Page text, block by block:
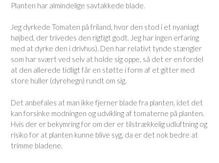
Planten har almindelige savtakkede blade.
Jeg dyrkede Tomaten på friland, hvor den stod i et nyanlagt
højbed, der trivedes den rigtigt godt. Jeg har ingen erfaring
med at dyrke den i drivhus). Den har relativt tynde stængler
som har svært ved selv at holde sig oppe, så det er en fordel
at den allerede tidligt får en støtte i form af et gitter med
store huller (dyrehegn) rundt om sig.
Det anbefales at man ikke fjerner blade fra planten, idet det
kan forsinke modningen og udvikling af tomaterne på planten.
Hvis der er bekymring for om der er tilstrækkelig udluftning og
risiko for at planten kunne blive syg, da er det nok bedre at
trimme bladene.